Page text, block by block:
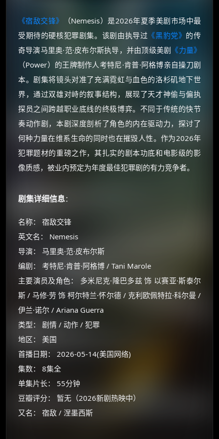
《宿敌交锋》
（Nemesis）是2026年夏季美剧市场中最
受期待的硬核犯罪剧集。该剧由执导过 《黑豹党》 的传
奇导演马里奥·范·皮布尔斯执导，并由顶级美剧 《力量》
（Power）的王牌制作人考特尼·肯普·阿格博亲自操刀剧
本。剧集将镜头对准了充满霓虹与血色的洛杉矶地下世
界，通过双雄对峙的叙事结构，展现了天才神偷与偏执
探员之间跨越职业底线的终极博弈。不同于传统的快节
奏动作剧，本剧深度剖析了角色的内在驱动力，探讨了
何种力量在维系生命的同时也在摧毁人性。作为2026年
犯罪题材的重磅之作，其扎实的剧本功底和电影级的影
像质感，被业内预定为年度最佳犯罪剧的有力竞争者。
剧集详细信息：
名称： 宿敌交锋
英文名： Nemesis
导演： 马里奥·范·皮布尔斯
编剧： 考特尼·肯普·阿格博 / Tani Marole
主要演员及角色： 多米尼克·隆巴多兹 饰 以赛亚·斯泰尔
斯 / 马修·劳 饰 柯尔特兰·怀尔德 / 克利欧佩特拉·科尔曼 /
伊兰·诺尔 / Ariana Guerra
类型： 剧情 / 动作 / 犯罪
地区： 美国
首播日期： 2026-05-14(美国网络)
集数： 8集全
单集片长： 55分钟
豆瓣评分： 暂无（2026新剧热映中）
又名： 宿敌 / 涅墨西斯